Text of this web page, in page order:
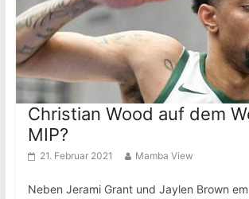
Christian Wood auf dem
MIP?
21. Februar 2021 Mamba View
Neben Jerami Grant und Jaylen Brown